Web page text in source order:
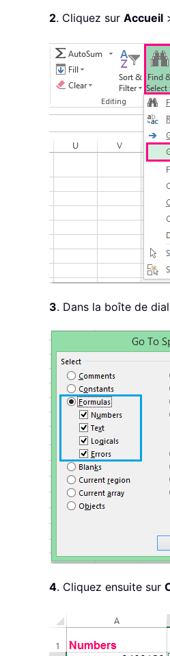
2. Cliquez sur Accueil
3. Dans la boîte de
4. Cliquez ensuite sur